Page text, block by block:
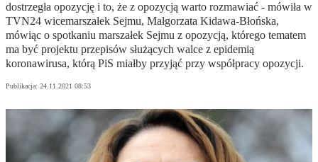
dostrzegła opozycję i to, że z opozycją warto rozmawiać - mówiła w
TVN24 wicemarszałek Sejmu, Małgorzata Kidawa-Błońska,
mówiąc o spotkaniu marszałek Sejmu z opozycją, którego tematem
ma być projektu przepisów służących walce z epidemią
koronawirusa, którą PiS miałby przyjąć przy współpracy opozycji.
Publikacja: 24.11.2021 08:53